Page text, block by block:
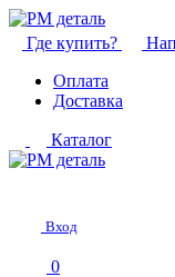
Где купить?
Оплата
Доставка
Каталог
Вход
0